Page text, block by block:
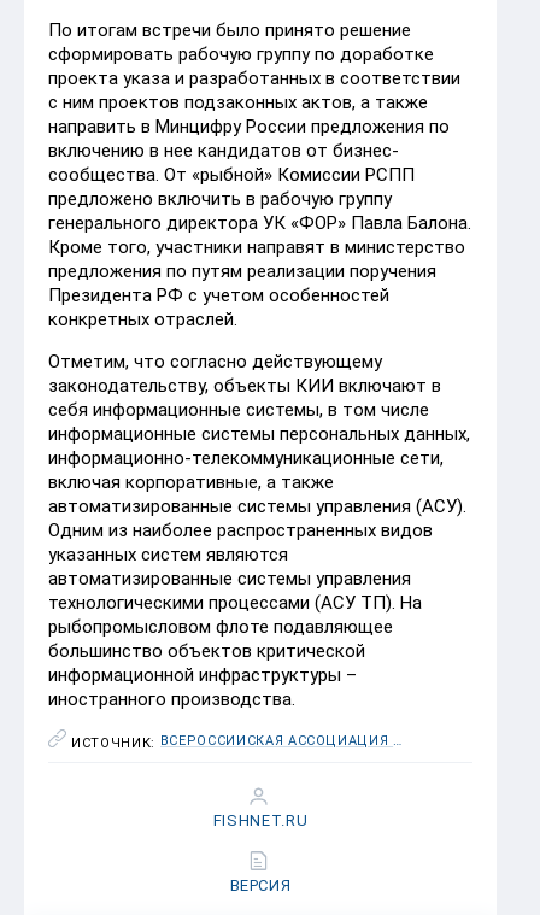
По итогам встречи было принято решение
сформировать рабочую группу по доработке
проекта указа и разработанных в соответствии
с ним проектов подзаконных актов, а также
направить в Минцифру России предложения по
включению в нее кандидатов от бизнес-
сообщества. От «рыбной» Комиссии РСПП
предложено включить в рабочую группу
генерального директора УК «ФОР» Павла Балона.
Кроме того, участники направят в министерство
предложения по путям реализации поручения
Президента РФ с учетом особенностей
конкретных отраслей.
Отметим, что согласно действующему
законодательству, объекты КИИ включают в
себя информационные системы, в том числе
информационные системы персональных данных,
информационно-телекоммуникационные сети,
включая корпоративные, а также
автоматизированные системы управления (АСУ).
Одним из наиболее распространенных видов
указанных систем являются
автоматизированные системы управления
технологическими процессами (АСУ ТП). На
рыбопромысловом флоте подавляющее
большинство объектов критической
информационной инфраструктуры –
иностранного производства.
ИСТОЧНИК: ВСЕРОССИЙСКАЯ АССОЦИАЦИЯ РЫБОХОЗЯЙСТВЕННЫХ ПРЕДПРИЯТИЙ, ПРЕДПРИНИМАТЕЛЕЙ И ЭКСПОРТЕРОВ (ВАРПЭ)
FISHNET.RU
ВЕРСИЯ